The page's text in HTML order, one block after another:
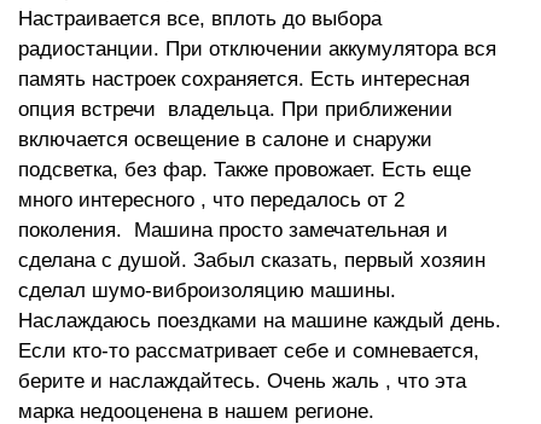
Настраивается все, вплоть до выбора
радиостанции. При отключении аккумулятора вся
память настроек сохраняется. Есть интересная
опция встречи владельца. При приближении
включается освещение в салоне и снаружи
подсветка, без фар. Также провожает. Есть еще
много интересного , что передалось от 2
поколения. Машина просто замечательная и
сделана с душой. Забыл сказать, первый хозяин
сделал шумо-виброизоляцию машины.
Наслаждаюсь поездками на машине каждый день.
Если кто-то рассматривает себе и сомневается,
берите и наслаждайтесь. Очень жаль , что эта
марка недооценена в нашем регионе.